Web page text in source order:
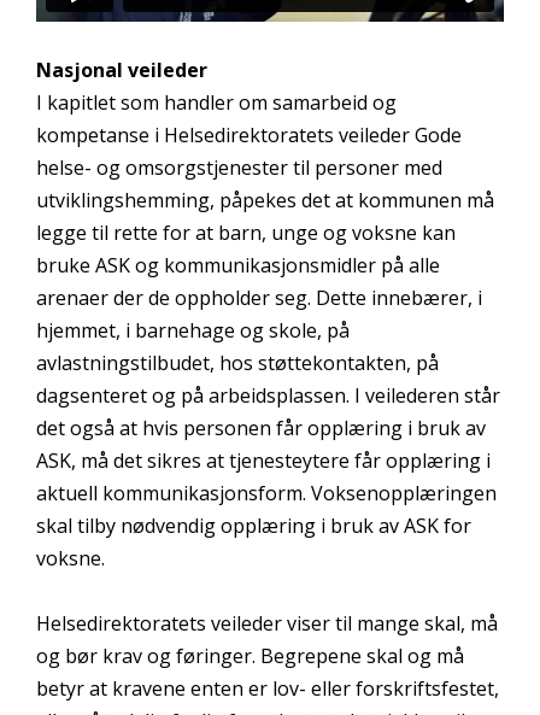
Nasjonal veileder
I kapitlet som handler om samarbeid og
kompetanse i Helsedirektoratets veileder Gode
helse- og omsorgstjenester til personer med
utviklingshemming, påpekes det at kommunen må
legge til rette for at barn, unge og voksne kan
bruke ASK og kommunikasjonsmidler på alle
arenaer der de oppholder seg. Dette innebærer, i
hjemmet, i barnehage og skole, på
avlastningstilbudet, hos støttekontakten, på
dagsenteret og på arbeidsplassen. I veilederen står
det også at hvis personen får opplæring i bruk av
ASK, må det sikres at tjenesteytere får opplæring i
aktuell kommunikasjonsform. Voksenopplæringen
skal tilby nødvendig opplæring i bruk av ASK for
voksne.
Helsedirektoratets veileder viser til mange skal, må
og bør krav og føringer. Begrepene skal og må
betyr at kravene enten er lov- eller forskriftsfestet,